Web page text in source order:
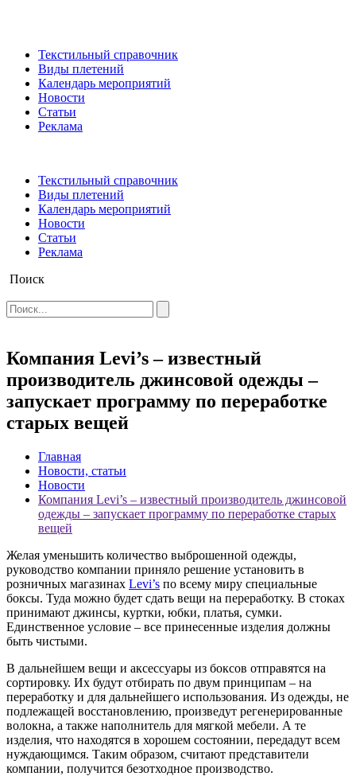
Текстильный справочник
Виды плетений
Календарь мероприятий
Новости
Статьи
Реклама
Текстильный справочник
Виды плетений
Календарь мероприятий
Новости
Статьи
Реклама
Поиск
Компания Levi’s – известный
производитель джинсовой одежды –
запускает программу по переработке
старых вещей
Главная
Новости, статьи
Новости
Компания Levi’s – известный производитель джинсовой
одежды – запускает программу по переработке старых
вещей
Желая уменьшить количество выброшенной одежды,
руководство компании приняло решение установить в
розничных магазинах Levi’s по всему миру специальные
боксы. Туда можно будет сдать вещи на переработку. В стоках
принимают джинсы, куртки, юбки, платья, сумки.
Единственное условие – все принесенные изделия должны
быть чистыми.
В дальнейшем вещи и аксессуары из боксов отправятся на
сортировку. Их будут отбирать по двум принципам – на
переработку и для дальнейшего использования. Из одежды, не
подлежащей восстановлению, произведут регенерированные
волокна, а также наполнитель для мягкой мебели. А те
изделия, что находятся в хорошем состоянии, передадут всем
нуждающимся. Таким образом, считают представители
компании, получится безотходное производство.